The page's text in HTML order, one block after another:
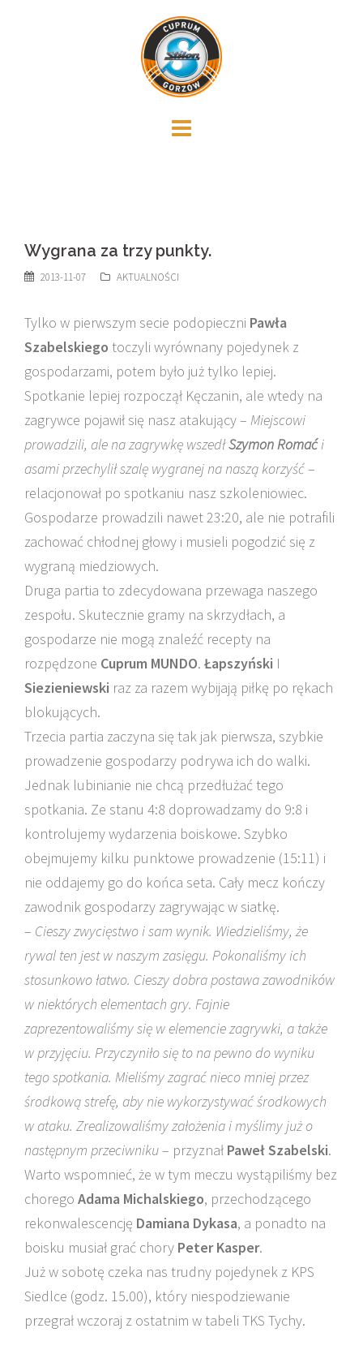
Wygrana za trzy punkty.
2013-11-07 AKTUALNOŚCI
Tylko w pierwszym secie podopieczni Pawła
Szabelskiego toczyli wyrównany pojedynek z
gospodarzami, potem było już tylko lepiej.
Spotkanie lepiej rozpoczął Kęczanin, ale wtedy na
zagrywce pojawił się nasz atakujący – Miejscowi
prowadzili, ale na zagrywkę wszedłSzymon Romaći
asami przechylił szalę wygranej na naszą korzyść–
relacjonował po spotkaniu nasz szkoleniowiec.
Gospodarze prowadzili nawet 23:20, ale nie potrafili
zachować chłodnej głowy i musieli pogodzić się z
wygraną miedziowych.
Druga partia to zdecydowana przewaga naszego
zespołu. Skutecznie gramy na skrzydłach, a
gospodarze nie mogą znaleźć recepty na
rozpędzone Cuprum MUNDO. Łapszyński I
Siezieniewski raz za razem wybijają piłkę po rękach
blokujących.
Trzecia partia zaczyna się tak jak pierwsza, szybkie
prowadzenie gospodarzy podrywa ich do walki.
Jednak lubinianie nie chcą przedłużać tego
spotkania. Ze stanu 4:8 doprowadzamy do 9:8 i
kontrolujemy wydarzenia boiskowe. Szybko
obejmujemy kilku punktowe prowadzenie (15:11) i
nie oddajemy go do końca seta. Cały mecz kończy
zawodnik gospodarzy zagrywając w siatkę.
– Cieszy zwycięstwo i sam wynik. Wiedzieliśmy, że
rywal ten jest w naszym zasięgu. Pokonaliśmy ich
stosunkowo łatwo. Cieszy dobra postawa zawodników
w niektórych elementach gry. Fajnie
zaprezentowaliśmy się w elemencie zagrywki, a także
w przyjęciu. Przyczyniło się to na pewno do wyniku
tego spotkania. Mieliśmy zagrać nieco mniej przez
środkową strefę, aby nie wykorzystywać środkowych
w ataku. Zrealizowaliśmy założenia i myślimy już o
następnym przeciwniku– przyznał Paweł Szabelski.
Warto wspomnieć, że w tym meczu wystąpiliśmy bez
chorego Adama Michalskiego, przechodzącego
rekonwalescencję Damiana Dykasa, a ponadto na
boisku musiał grać chory Peter Kasper.
Już w sobotę czeka nas trudny pojedynek z KPS
Siedlce (godz. 15.00), który niespodziewanie
przegrał wczoraj z ostatnim w tabeli TKS Tychy.